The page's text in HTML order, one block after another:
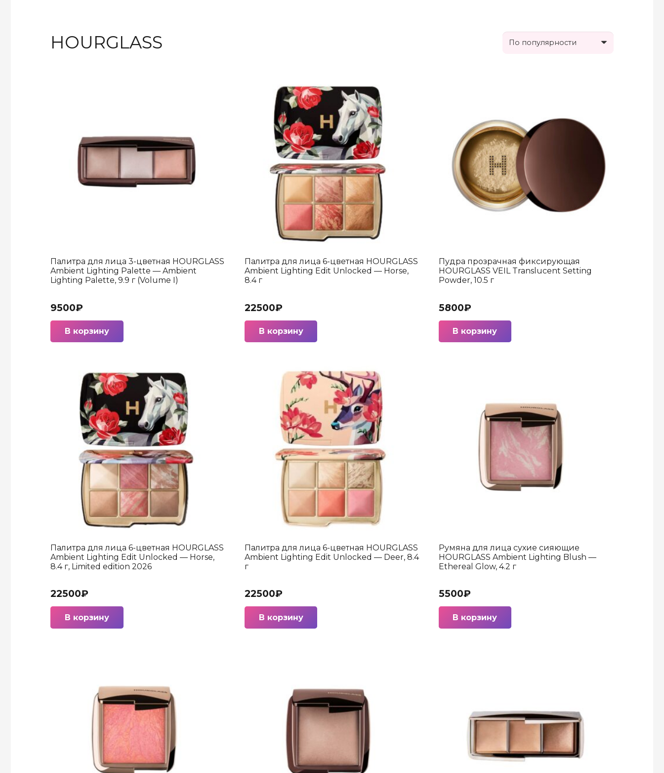
HOURGLASS
Палитра для лица 3-цветная HOURGLASS
Ambient Lighting Palette — Ambient
Lighting Palette, 9.9 г (Volume I)
9500₽
В корзину
Палитра для лица 6-цветная HOURGLASS
Ambient Lighting Edit Unlocked — Horse,
8.4 г
22500₽
В корзину
Пудра прозрачная фиксирующая
HOURGLASS VEIL Translucent Setting
Powder, 10.5 г
5800₽
В корзину
Палитра для лица 6-цветная HOURGLASS
Ambient Lighting Edit Unlocked — Horse,
8.4 г, Limited edition 2026
22500₽
В корзину
Палитра для лица 6-цветная HOURGLASS
Ambient Lighting Edit Unlocked — Deer, 8.4
г
22500₽
В корзину
Румяна для лица сухие сияющие
HOURGLASS Ambient Lighting Blush —
Ethereal Glow, 4.2 г
5500₽
В корзину